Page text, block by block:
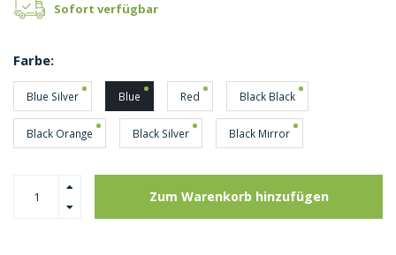
Sofort verfügbar
Farbe:
Blue Silver Blue Red Black Black
Black Orange Black Silver Black Mirror
Zum Warenkorb hinzufügen